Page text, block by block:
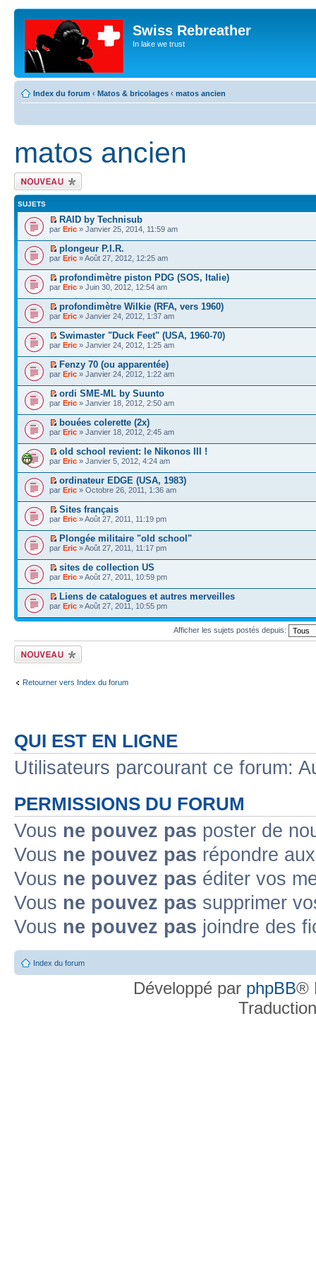
Swiss Rebreather
In lake we trust
Index du forum ‹ Matos & bricolages ‹ matos ancien
matos ancien
Écrire un nouveau
sujet
SUJETS
RAID by Technisub
par Eric » Janvier 25, 2014, 11:59 am
plongeur P.I.R.
par Eric » Août 27, 2012, 12:25 am
profondimètre piston PDG (SOS, Italie)
par Eric » Juin 30, 2012, 12:54 am
profondimètre Wilkie (RFA, vers 1960)
par Eric » Janvier 24, 2012, 1:37 am
Swimaster "Duck Feet" (USA, 1960-70)
par Eric » Janvier 24, 2012, 1:25 am
Fenzy 70 (ou apparentée)
par Eric » Janvier 24, 2012, 1:22 am
ordi SME-ML by Suunto
par Eric » Janvier 18, 2012, 2:50 am
bouées colerette (2x)
par Eric » Janvier 18, 2012, 2:45 am
old school revient: le Nikonos III !
par Eric » Janvier 5, 2012, 4:24 am
ordinateur EDGE (USA, 1983)
par Eric » Octobre 26, 2011, 1:36 am
Sites français
par Eric » Août 27, 2011, 11:19 pm
Plongée militaire "old school"
par Eric » Août 27, 2011, 11:17 pm
sites de collection US
par Eric » Août 27, 2011, 10:59 pm
Liens de catalogues et autres merveilles
par Eric » Août 27, 2011, 10:55 pm
Afficher les sujets postés depuis:
Écrire un nouveau
sujet
Retourner vers Index du forum
QUI EST EN LIGNE
Utilisateurs parcourant ce forum:
PERMISSIONS DU FORUM
Vous ne pouvez pas poster de
Vous ne pouvez pas répondre
Vous ne pouvez pas éditer vos
Vous ne pouvez pas supprimer
Vous ne pouvez pas joindre des
Index du forum
Développé par phpBB®